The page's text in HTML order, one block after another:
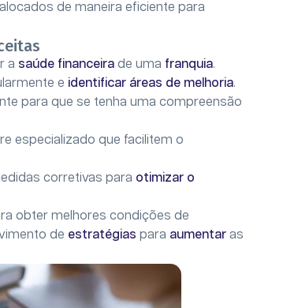
de maneira eficiente para
a saúde financeirade uma franquia.
e identificar áreas de melhoria.
para que se tenha uma compreensão
especializado que facilitem o
corretivas para otimizar o
obter melhores condições de
de estratégias para aumentar as